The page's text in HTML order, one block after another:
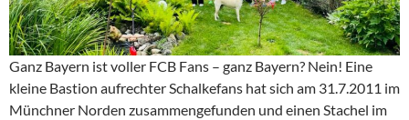
Ganz Bayern ist voller FCB Fans – ganz Bayern? Nein! Eine
kleine Bastion aufrechter Schalkefans hat sich am 31.7.2011 im
Münchner Norden zusammengefunden und einen Stachel im